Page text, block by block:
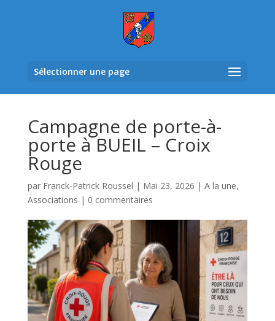
Sélectionner une page
Campagne de porte-à-
porte à BUEIL – Croix
Rouge
par Franck-Patrick Roussel | Mai 23, 2026 | A la une,
Associations | 0 commentaires